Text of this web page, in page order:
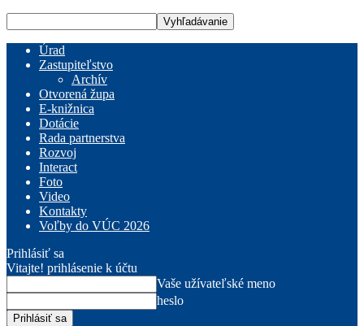
Úrad
Zastupiteľstvo
Archív
Otvorená župa
E-knižnica
Dotácie
Rada partnerstva
Rozvoj
Interact
Foto
Video
Kontakty
Voľby do VÚC 2026
Prihlásiť sa
Vitajte! prihlásenie k účtu
Vaše užívateľské meno
heslo